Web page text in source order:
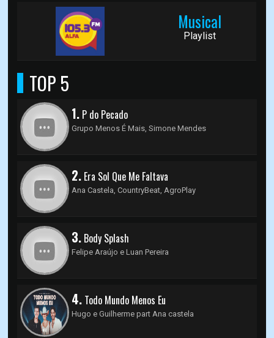
Musical
Playlist
TOP 5
1. P do Pecado
Grupo Menos É Mais, Simone Mendes
2. Era Sol Que Me Faltava
Ana Castela, CountryBeat, AgroPlay
3. Body Splash
Felipe Araújo e ‪Luan Pereira
4. Todo Mundo Menos Eu
Hugo e Guilherme part Ana castela